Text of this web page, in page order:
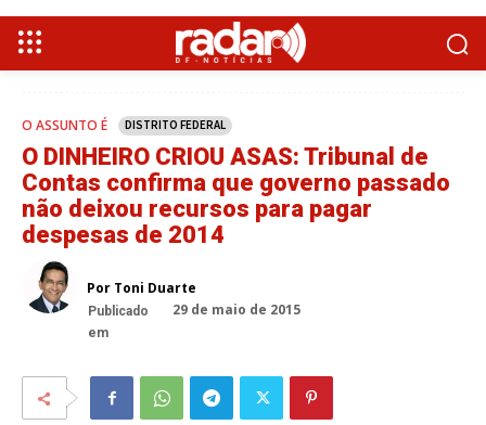
O ASSUNTO É DISTRITO FEDERAL
O DINHEIRO CRIOU ASAS: Tribunal de
Contas confirma que governo passado
não deixou recursos para pagar
despesas de 2014
Por Toni Duarte
Publicado
em
29 de maio de 2015